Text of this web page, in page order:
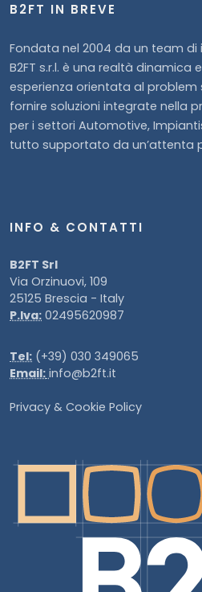
B2FT IN BREVE
Fondata nel 2004 da un team di
B2FT s.r.l. è una realtà dinamica
esperienza orientata al problem
fornire soluzioni integrate nella
per i settori Automotive,
tutto supportato da un’attenta
INFO & CONTATTI
B2FT Srl
Via Orzinuovi, 109
25125 Brescia - Italy
P.Iva: 02495620987
Tel: (+39) 030 349065
Email: info@b2ft.it
Privacy & Cookie Policy